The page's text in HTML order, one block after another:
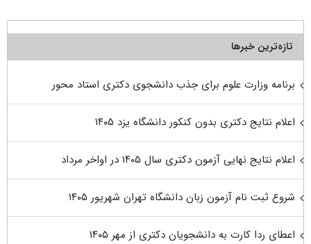
تازه‌ترین خبرها
برنامه وزارت علوم برای جذب دانشجوی دکتری استاد محور
اعلام نتایج دکتری بدون کنکور دانشگاه یزد ۱۴۰۵
اعلام نتایج نهایی آزمون دکتری سال ۱۴۰۵ در اواخر مرداد
شروع ثبت نام آزمون زبان دانشگاه تهران شهریور ۱۴۰۵
اعطای ردا کارت به دانشجویان دکتری از مهر ۱۴۰۵